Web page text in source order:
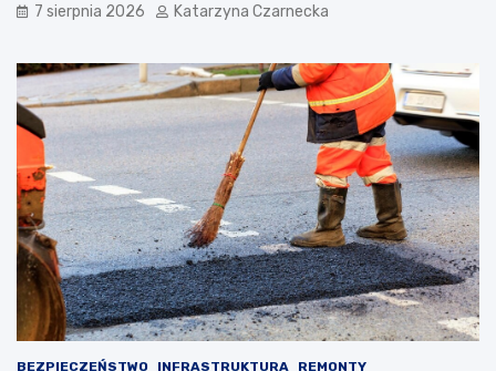
a
y
c
j
i
Ś
w
i
ę
t
o
u
l
a
I
I
I
M
ę
d
z
y
n
a
o
d
7 sierpnia 2026 Katarzyna Czarnecka
BEZPIECZEŃSTWO INFRASTRUKTURA REMONTY